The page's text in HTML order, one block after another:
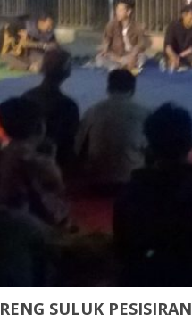
SULUK PESISIRAN